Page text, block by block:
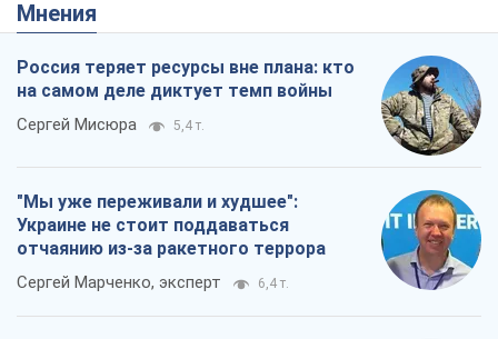
Мнения
Россия теряет ресурсы вне плана: кто
на самом деле диктует темп войны
Сергей Мисюра 5,4 т.
"Мы уже переживали и худшее":
Украине не стоит поддаваться
отчаянию из-за ракетного террора
Сергей Марченко, эксперт 6,4 т.